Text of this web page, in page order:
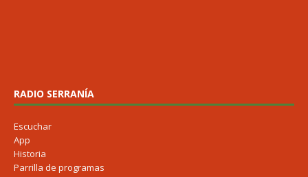
RADIO SERRANÍA
Escuchar
App
Historia
Parrilla de programas